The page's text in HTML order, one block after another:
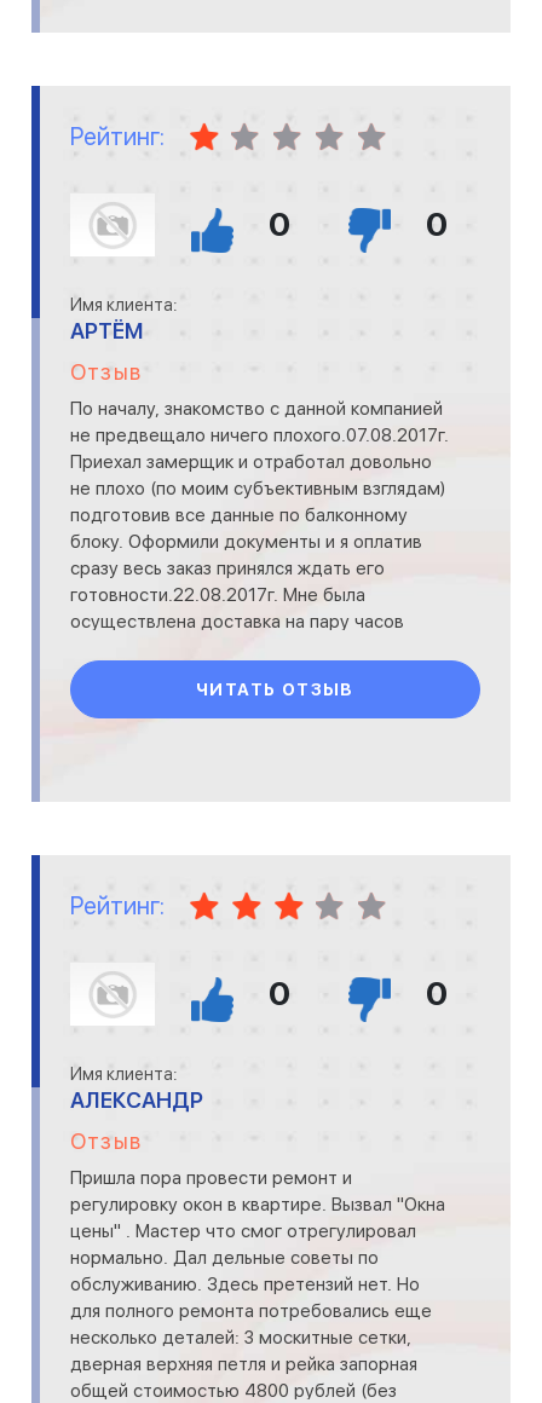
Рейтинг:
0 0
Имя клиента:
АРТЁМ
Отзыв
По началу, знакомство с данной компанией
не предвещало ничего плохого.07.08.2017г.
Приехал замерщик и отработал довольно
не плохо (по моим субъективным взглядам)
подготовив все данные по балконному
блоку. Оформили документы и я оплатив
сразу весь заказ принялся ждать его
готовности.22.08.2017г. Мне была
осуществлена доставка на пару часов
ЧИТАТЬ ОТЗЫВ
Рейтинг:
0 0
Имя клиента:
АЛЕКСАНДР
Отзыв
Пришла пора провести ремонт и
регулировку окон в квартире. Вызвал "Окна
цены" . Мастер что смог отрегулировал
нормально. Дал дельные советы по
обслуживанию. Здесь претензий нет. Но
для полного ремонта потребовались еще
несколько деталей: 3 москитные сетки,
дверная верхняя петля и рейка запорная
общей стоимостью 4800 рублей (без